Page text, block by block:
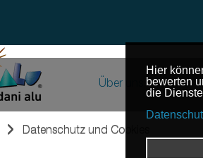
Über uns
Das
News &
Datenschutz und Cookies